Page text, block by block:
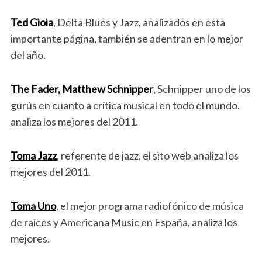
Ted Gioia, Delta Blues y Jazz, analizados en esta
importante página, también se adentran en lo mejor
del año.
The Fader, Matthew Schnipper, Schnipper uno de los
gurús en cuanto a crítica musical en todo el mundo,
analiza los mejores del 2011.
Toma Jazz, referente de jazz, el sito web analiza los
mejores del 2011.
Toma Uno, el mejor programa radiofónico de música
de raíces y Americana Music en España, analiza los
mejores.